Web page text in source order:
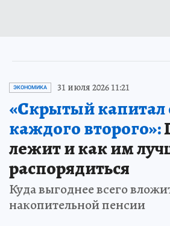
ЭКОНОМИКА 31 июля 2026 11:21
«Скрытый капитал
каждого второго»:
лежит и как им
распорядиться
Куда выгоднее всего
накопительной пенсии